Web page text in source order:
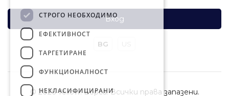
Вход
BG
© 2026 Yellow! Борса. Всички права запазени.
СТРОГО НЕОБХОДИМО
ЕФЕКТИВНОСТ
ТАРГЕТИРАНЕ
ФУНКЦИОНАЛНОСТ
НЕКЛАСИФИЦИРАНИ